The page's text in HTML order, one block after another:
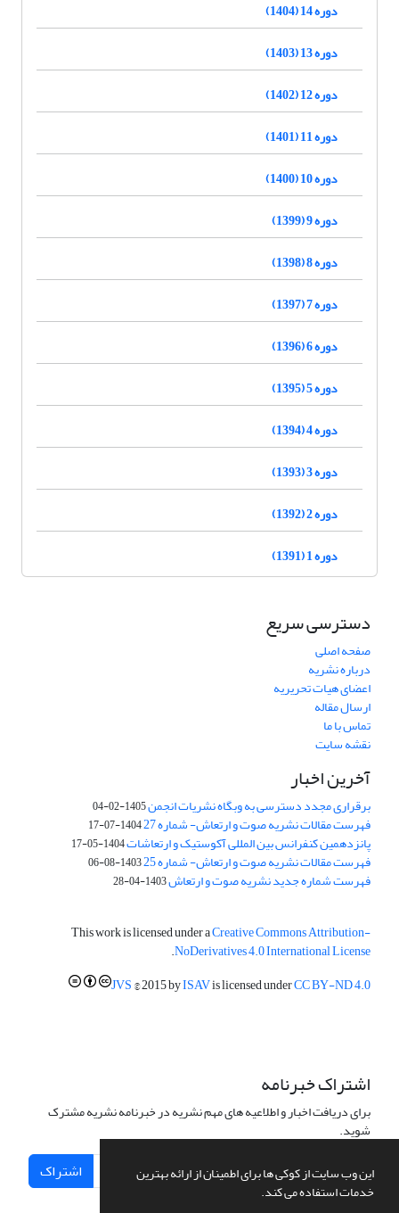
این وب سایت از کوکی ها برای اطمینان از ارائه بهترین
خدمات استفاده می کند.
دوره 14 (1404)
دوره 13 (1403)
دوره 12 (1402)
دوره 11 (1401)
دوره 10 (1400)
دوره 9 (1399)
دوره 8 (1398)
دوره 7 (1397)
دوره 6 (1396)
دوره 5 (1395)
دوره 4 (1394)
دوره 3 (1393)
دوره 2 (1392)
دوره 1 (1391)
دسترسی سریع
صفحه اصلی
درباره نشریه
اعضای هیات تحریریه
ارسال مقاله
تماس با ما
نقشه سایت
آخرین اخبار
برقراری مجدد دسترسی به وبگاه نشریات انجمن1405-02-04
فهرست مقالات نشریه صوت و ارتعاش- شماره 27 1404-07-17
پانزدهمین کنفرانس بین المللی آکوستیک و ارتعاشات1404-05-17
فهرست مقالات نشریه صوت و ارتعاش- شماره 25 1403-08-06
فهرست شماره جدید نشریه صوت و ارتعاش1403-04-28
This work is licensed under aCreative Commons Attribution-
NoDerivatives 4.0 International License
.
JVS© 2015 byISAVis licensed underCC BY-ND 4.0
اشتراک خبرنامه
برای دریافت اخبار و اطلاعیه های مهم نشریه در خبرنامه نشریه مشترک
شوید.
اشتراک